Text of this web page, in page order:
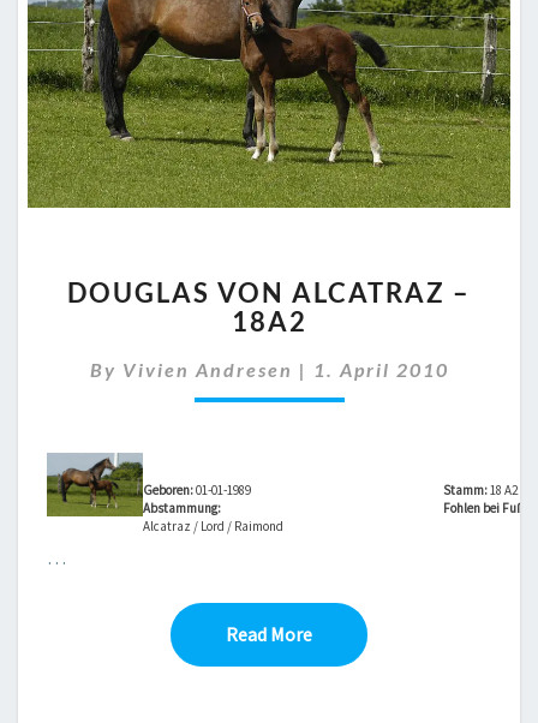
VON
ALCATRAZ
18A2
DOUGLAS VON ALCATRAZ –
18A2
By Vivien Andresen | 1. April 2010
Geboren:01-01-1989 Stamm:18 A2
Abstammung:
Alcatraz / Lord / Raimond
Fohlen bei Fuß
…
Read MoreRead More